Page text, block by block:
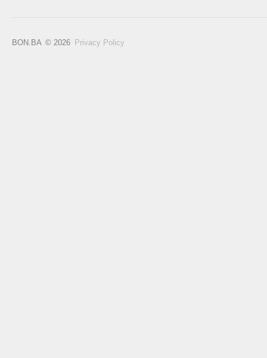
BON.BA © 2026 Privacy Policy